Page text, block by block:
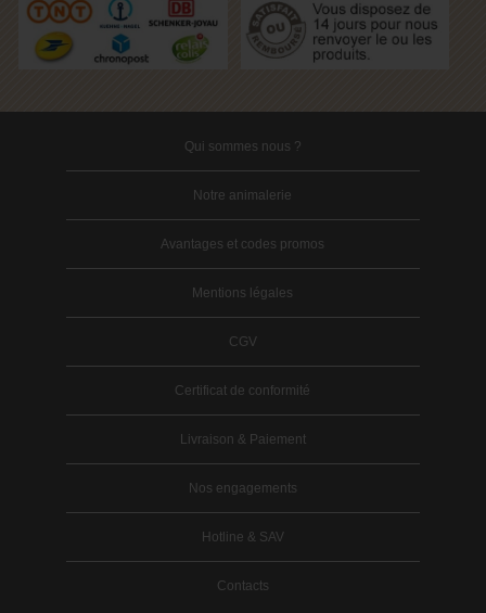
Qui sommes nous ?
Notre animalerie
Avantages et codes promos
Mentions légales
CGV
Certificat de conformité
Livraison & Paiement
Nos engagements
Hotline & SAV
Contacts